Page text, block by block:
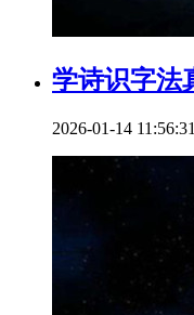
学诗识字法
2026-01-14 11:56:31